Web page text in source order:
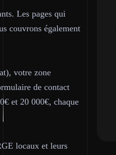
Les pages qui
couvrons également
votre zone
de contact
et 20 000€, chaque
locaux et leurs